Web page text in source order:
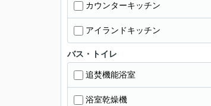
カウンターキッチン
アイランドキッチン
バス・トイレ
追焚機能浴室
浴室乾燥機